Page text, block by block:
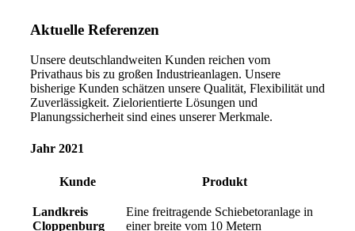
Aktuelle Referenzen
Unsere deutschlandweiten Kunden reichen vom
Privathaus bis zu großen Industrieanlagen. Unsere
bisherige Kunden schätzen unsere Qualität, Flexibilität und
Zuverlässigkeit. Zielorientierte Lösungen und
Planungssicherheit sind eines unserer Merkmale.
Jahr 2021
Kunde Produkt
Landkreis
Cloppenburg
Eine freitragende Schiebetoranlage in
einer breite vom 10 Metern